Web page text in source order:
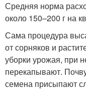
Средняя норма
около 150–200 г на
Сама процедура
от сорняков и
уборки урожая, при
перекапывают.
семена присыпают